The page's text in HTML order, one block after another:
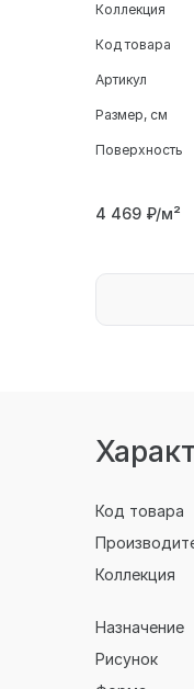
Коллекция
Код товара
Артикул
Размер, см
Поверхность
4 469 ₽/м²
Код товара
Коллекция
Назначение
Рисунок